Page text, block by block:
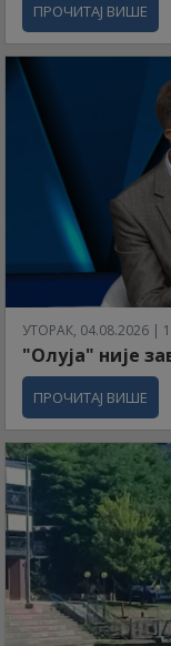
ПРОЧИТАЈ ВИШЕ
УТОРАК, 04.08.2026 |
"Олуја" није
ПРОЧИТАЈ ВИШЕ